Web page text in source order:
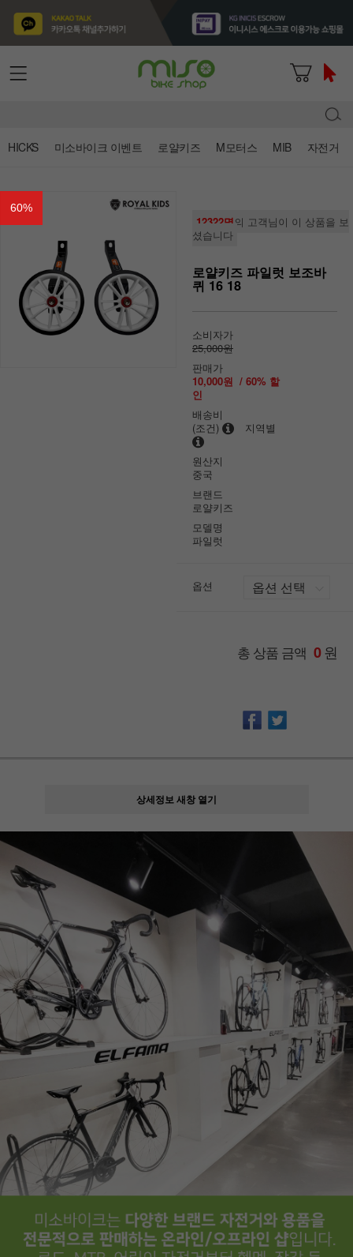
HICKS 미소바이크 이벤트 로얄키즈 M모터스 MIB 자전거
60%
12322명의 고객님이 이 상품을 보
셨습니다
로얄키즈 파일럿 보조바
퀴 16 18
소비자가
25,000원
판매가
10,000원 / 60% 할
인
배송비
(조건)
지역별
원산지
중국
브랜드
로얄키즈
모델명
파일럿
옵션
총 상품 금액 0원
상세정보 새창 열기